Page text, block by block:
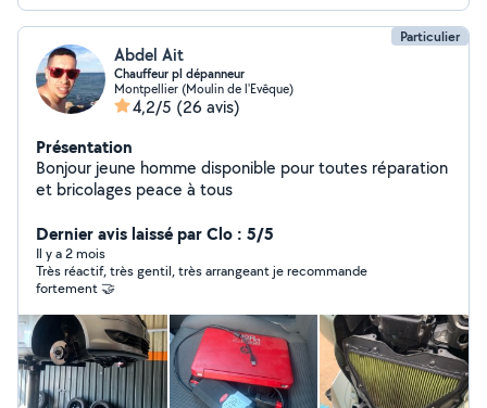
Particulier
Abdel Ait
Chauffeur pl dépanneur
Montpellier (Moulin de l'Evêque)
4,2/5 (26 avis)
Présentation
Bonjour jeune homme disponible pour toutes réparation
et bricolages peace à tous
Dernier avis laissé par Clo : 5/5
Il y a 2 mois
Très réactif, très gentil, très arrangeant je recommande
fortement 🤝